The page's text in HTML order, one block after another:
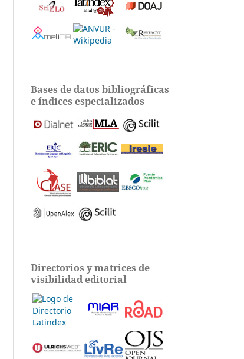
Bases de datos bibliográficas
e índices especializados
Directorios y matrices de
visibilidad editorial